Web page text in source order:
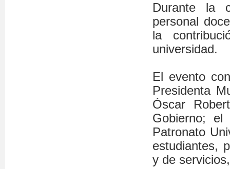
Durante la
personal
la
universidad.
El evento
Presidenta
Óscar
Gobierno; el
Patronato
estudiantes,
y de